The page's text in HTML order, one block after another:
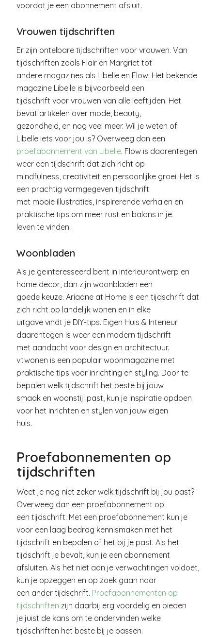
voordat je een abonnement afsluit.
Vrouwen tijdschriften
Er zijn ontelbare tijdschriften voor vrouwen. Van
tijdschriften zoals Flair en Margriet tot
andere magazines als Libelle en Flow. Het bekende
magazine Libelle is bijvoorbeeld een
tijdschrift voor vrouwen van alle leeftijden. Het
bevat artikelen over mode, beauty,
gezondheid, en nog veel meer. Wil je weten of
Libelle iets voor jou is? Overweeg dan een
proefabonnement van Libelle. Flow is daarentegen
weer een tijdschrift dat zich richt op
mindfulness, creativiteit en persoonlijke groei. Het is
een prachtig vormgegeven tijdschrift
met mooie illustraties, inspirerende verhalen en
praktische tips om meer rust en balans in je
leven te vinden.
Woonbladen
Als je geïnteresseerd bent in interieurontwerp en
home decor, dan zijn woonbladen een
goede keuze. Ariadne at Home is een tijdschrift dat
zich richt op landelijk wonen en in elke
uitgave vindt je DIY-tips. Eigen Huis & Interieur
daarentegen is weer een modern tijdschrift
met aandacht voor design en architectuur.
vtwonen is een populair woonmagazine met
praktische tips voor inrichting en styling. Door te
bepalen welk tijdschrift het beste bij jouw
smaak en woonstijl past, kun je inspiratie opdoen
voor het inrichten en stylen van jouw eigen
huis.
Proefabonnementen op
tijdschriften
Weet je nog niet zeker welk tijdschrift bij jou past?
Overweeg dan een proefabonnement op
een tijdschrift. Met een proefabonnement kun je
voor een laag bedrag kennismaken met het
tijdschrift en bepalen of het bij je past. Als het
tijdschrift je bevalt, kun je een abonnement
afsluiten. Als het niet aan je verwachtingen voldoet,
kun je opzeggen en op zoek gaan naar
een ander tijdschrift. Proefabonnementen op
tijdschriften zijn daarbij erg voordelig en bieden
je juist de kans om te ondervinden welke
tijdschriften het beste bij je passen.